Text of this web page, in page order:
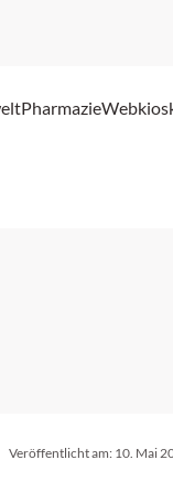
Pharmazie
Veröffentlicht am: 10. Mai